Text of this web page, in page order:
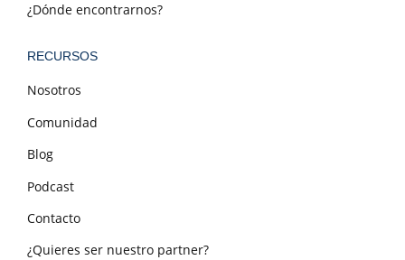
¿Dónde encontrarnos?
RECURSOS
Nosotros
Comunidad
Blog
Podcast
Contacto
¿Quieres ser nuestro partner?